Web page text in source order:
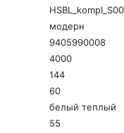
модерн
9405990008
4000
144
60
белый теплый
55